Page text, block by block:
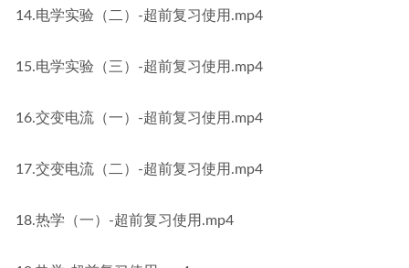
14.电学实验（二）-超前复习使用.mp4
15.电学实验（三）-超前复习使用.mp4
16.交变电流（一）-超前复习使用.mp4
17.交变电流（二）-超前复习使用.mp4
18.热学（一）-超前复习使用.mp4